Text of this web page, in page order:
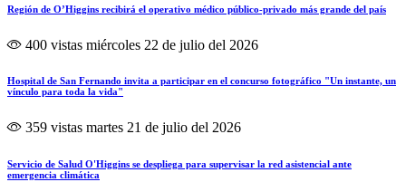
Región de O’Higgins recibirá el operativo médico público-privado más grande del país
400 vistas miércoles 22 de julio del 2026
Hospital de San Fernando invita a participar en el concurso fotográfico "Un instante, un
vínculo para toda la vida"
359 vistas martes 21 de julio del 2026
Servicio de Salud O'Higgins se despliega para supervisar la red asistencial ante
emergencia climática